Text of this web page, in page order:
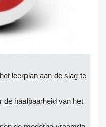
leerplan aan de slag te
de haalbaarheid van het